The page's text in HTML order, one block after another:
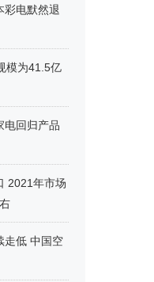
彩电默然退
模为41.5亿
电回归产品
2021年市场
走低 中国空